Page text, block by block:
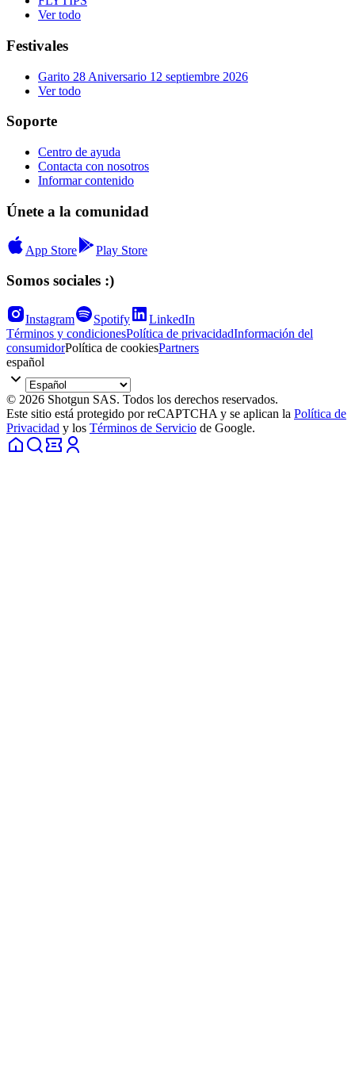
Ver todo
Festivales
Garito 28 Aniversario 12 septiembre 2026
Ver todo
Soporte
Centro de ayuda
Contacta con nosotros
Informar contenido
Únete a la comunidad
App Store Play Store
Somos sociales :)
Instagram Spotify
LinkedIn
Términos y condicionesPolítica de privacidadInformación del
consumidorPolítica de cookiesPartners
español
© 2026 Shotgun SAS. Todos los derechos reservados.
Este sitio está protegido por reCAPTCHA y se aplican la Política de
Privacidad y los Términos de Servicio de Google.